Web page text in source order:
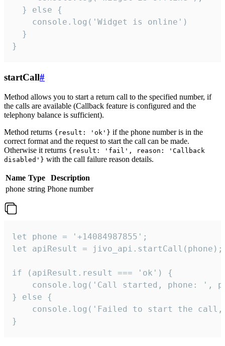
  } else {
    console.log('Widget is online')
  }
}
startCall#
Method allows you to start a return call to the specified number, if
the calls are available (Callback feature is configured and the
telephony balance is sufficient).
Method returns {result: 'ok'} if the phone number is in the
correct format and the request to start the call can be made.
Otherwise it returns {result: 'fail', reason: 'Callback
disabled'} with the call failure reason details.
Name Type
Description
phone string Phone number
let phone = '+14084987855';
let apiResult = jivo_api.startCall(phone);
if (apiResult.result === 'ok') {
console.log('Call started, phone: ',
} else {
console.log('Failed to start the
}